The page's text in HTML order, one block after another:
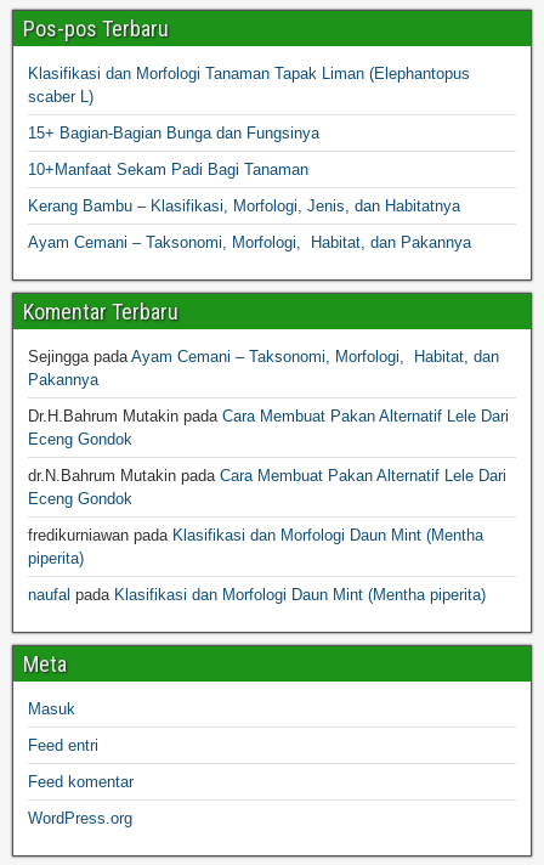
Pos-pos Terbaru
Klasifikasi dan Morfologi Tanaman Tapak Liman (Elephantopus
scaber L)
15+ Bagian-Bagian Bunga dan Fungsinya
10+Manfaat Sekam Padi Bagi Tanaman
Kerang Bambu – Klasifikasi, Morfologi, Jenis, dan Habitatnya
Ayam Cemani – Taksonomi, Morfologi, Habitat, dan Pakannya
Komentar Terbaru
SejinggapadaAyam Cemani – Taksonomi, Morfologi, Habitat, dan
Pakannya
Dr.H.Bahrum Mutakin pada Cara Membuat Pakan Alternatif Lele Dari
Eceng Gondok
dr.N.Bahrum Mutakin pada Cara Membuat Pakan Alternatif Lele Dari
Eceng Gondok
fredikurniawan pada Klasifikasi dan Morfologi Daun Mint (Mentha
piperita)
naufal pada Klasifikasi dan Morfologi Daun Mint (Mentha piperita)
Meta
Masuk
Feed entri
Feed komentar
WordPress.org